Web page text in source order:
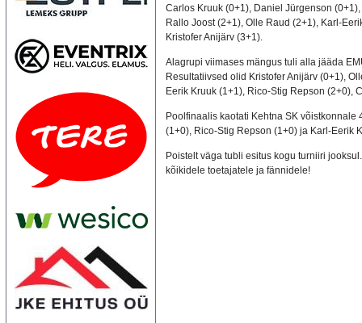
Carlos Kruuk (0+1), Daniel Jürgenson
Rallo Joost (2+1), Olle Raud (2+1), Karl-
Kristofer Anijärv (3+1).
Alagrupi viimases mängus tuli alla jääda
Resultatiivsed olid Kristofer Anijärv (0+1),
Eerik Kruuk (1+1), Rico-Stig Repson (2+0),
Poolfinaalis kaotati Kehtna SK võistkonnale
(1+0), Rico-Stig Repson (1+0) ja Karl-Eerik
Poistelt väga tubli esitus kogu turniiri
kõikidele toetajatele ja fännidele!